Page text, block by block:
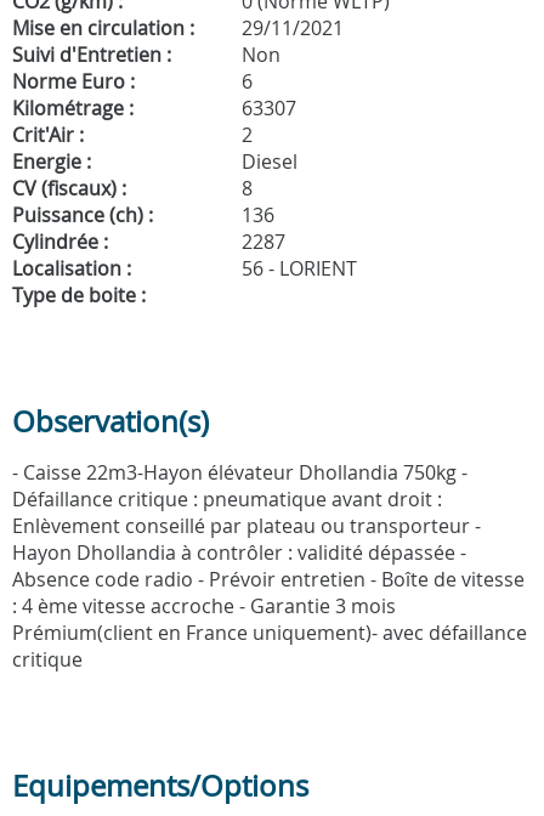
Mise en circulation :
29/11/2021
Suivi d'Entretien :
Non
Norme Euro :
6
Kilométrage :
63307
Crit'Air :
2
Energie :
Diesel
CV (fiscaux) :
8
Puissance (ch) :
136
Cylindrée :
2287
Localisation :
56 - LORIENT
Type de boite :
Observation(s)
- Caisse 22m3-Hayon élévateur Dhollandia 750kg -
Défaillance critique : pneumatique avant droit :
Enlèvement conseillé par plateau ou transporteur -
Hayon Dhollandia à contrôler : validité dépassée -
Absence code radio - Prévoir entretien - Boîte de vitesse
: 4 ème vitesse accroche - Garantie 3 mois
Prémium(client en France uniquement)- avec défaillance
critique
Equipements/Options